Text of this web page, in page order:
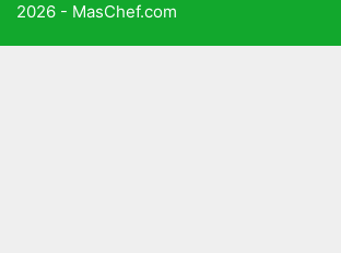
2026 - MasChef.com